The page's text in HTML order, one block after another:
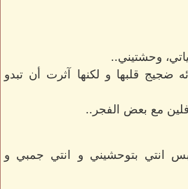
وحشتيني..
ضجيج قلبها و لكنها آثرت أن تبدو
مع بعض الفجر..
انتي بتوحشيني و انتي جمبي و